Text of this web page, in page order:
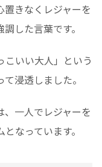
きなくレジャーを
した言葉です。
こいい大人」という
浸透しました。
一人でレジャーを
なっています。